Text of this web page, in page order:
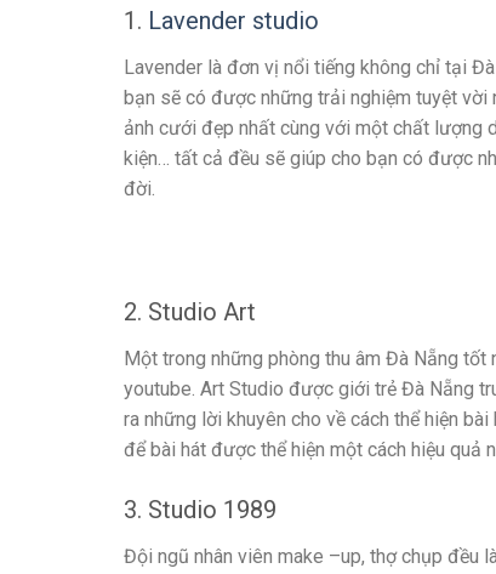
1. Lavender studio
Lavender là đơn vị nổi tiếng không chỉ tại
bạn sẽ có được những trải nghiệm tuyệt
ảnh cưới đẹp nhất cùng với một chất lượng
kiện… tất cả đều sẽ giúp cho bạn có được
đời.
2. Studio Art
Một trong những phòng thu âm Đà Nẵng
youtube. Art Studio được giới trẻ Đà Nẵng
ra những lời khuyên cho về cách thể hiện
để bài hát được thể hiện một cách hiệu quả
3. Studio 1989
Đội ngũ nhân viên make –up, thợ chụp đều